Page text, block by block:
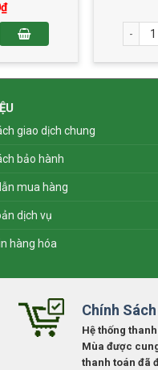
₫
Hoa 50g số lượng Sầu
giao dịch chung
bảo hành
mua hàng
dịch vụ
hàng hóa
Chính
Hệ thống
Mùa được
thanh toán đã